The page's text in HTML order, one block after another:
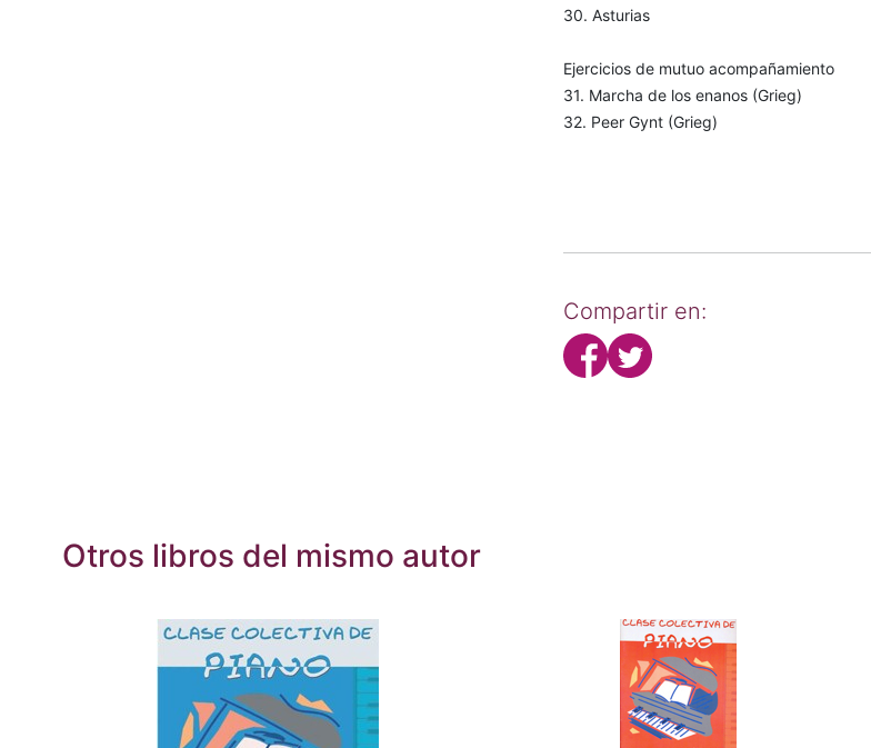
30. Asturias
Ejercicios de mutuo acompañamiento
31. Marcha de los enanos (Grieg)
32. Peer Gynt (Grieg)
Compartir en:
Otros libros del mismo autor